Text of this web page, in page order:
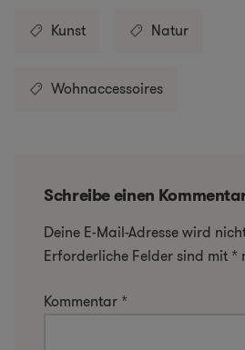
Kunst Natur
Wohnaccessoires
Schreibe einen
Deine E-Mail-Adresse wird
Erforderliche Felder sind mit *
Kommentar *